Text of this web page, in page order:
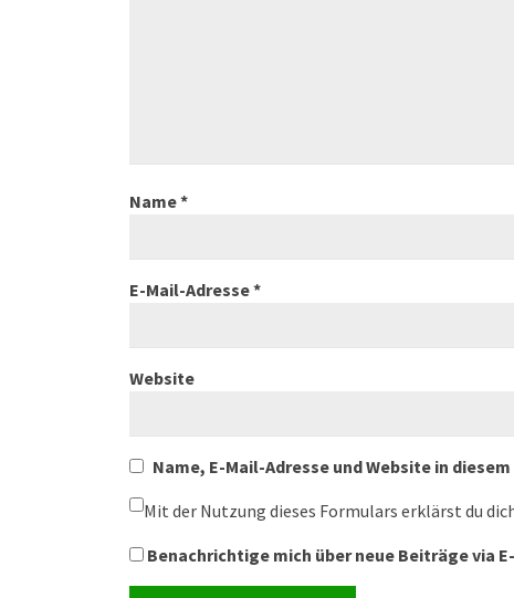
Name*
E-Mail-Adresse*
Website
Name, E-Mail-Adresse und Website in
Mit der Nutzung dieses Formulars erklärst du
Benachrichtige mich über neue Beiträge via